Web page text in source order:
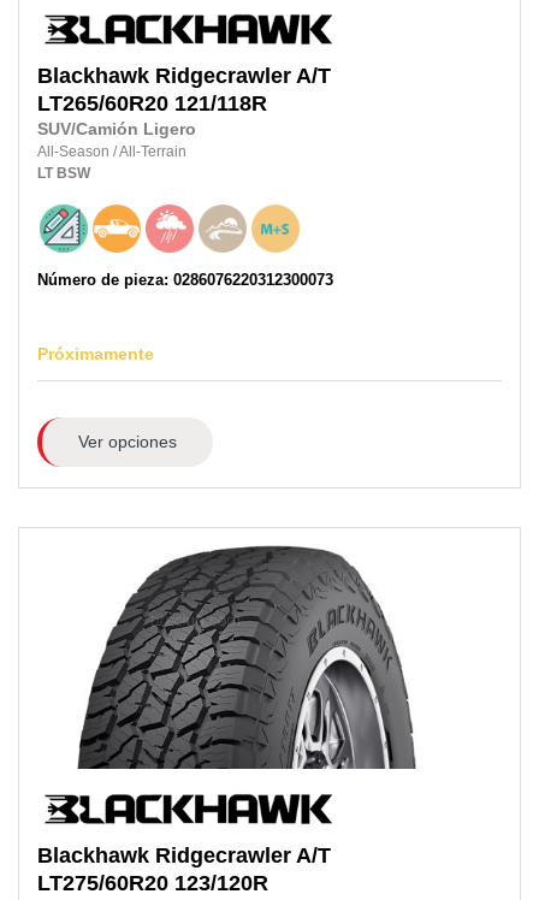
Blackhawk Ridgecrawler A/T
LT265/60R20 121/118R
SUV/Camión Ligero
All-Season /All-Terrain
LT BSW
Número de pieza: 0286076220312300073
Próximamente
Ver opciones
Blackhawk Ridgecrawler A/T
LT275/60R20 123/120R